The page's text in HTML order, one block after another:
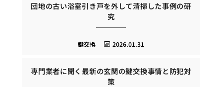
団地の古い浴室引き戸を外して清掃した事例の研
究
2026.01.31
鍵交換
専門業者に聞く最新の玄関の鍵交換事情と防犯対
策